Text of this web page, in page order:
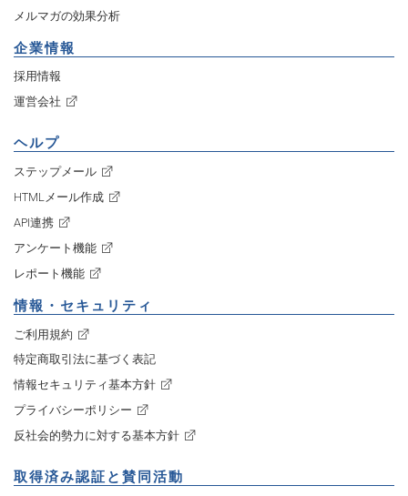
メルマガの効果分析
企業情報
採用情報
運営会社
ヘルプ
ステップメール
HTMLメール作成
API連携
アンケート機能
レポート機能
情報・セキュリティ
ご利用規約
特定商取引法に基づく表記
情報セキュリティ基本方針
プライバシーポリシー
反社会的勢力に対する基本方針
取得済み認証と賛同活動